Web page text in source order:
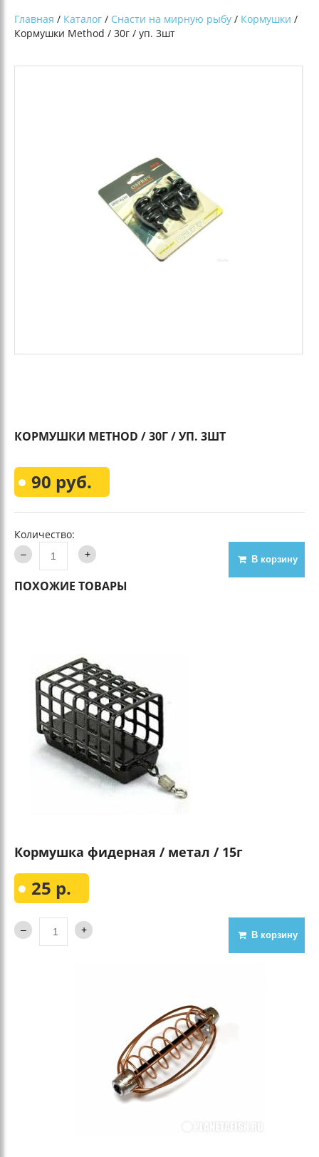
Главная / Каталог / Снасти на мирную рыбу / Кормушки /
Кормушки Method / 30г / уп. 3шт
КОРМУШКИ METHOD / 30Г / УП. 3ШТ
90 руб.
Количество:
В корзину
ПОХОЖИЕ ТОВАРЫ
Кормушка фидерная / метал / 15г
25 р.
В корзину